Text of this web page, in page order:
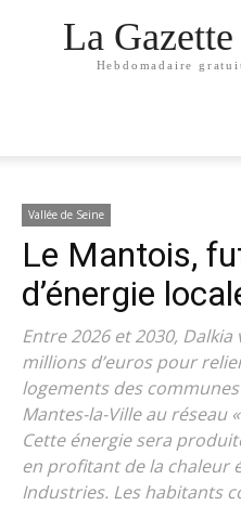
La
Hebdomadaire
Vallée de Seine
Le Mantois,
d’énergie
Entre 2026 et 2030,
millions d’euros pour
logements des
Mantes-la-Ville au réseau
Cette énergie sera
en profitant de la chaleur
Industries. Les habitants